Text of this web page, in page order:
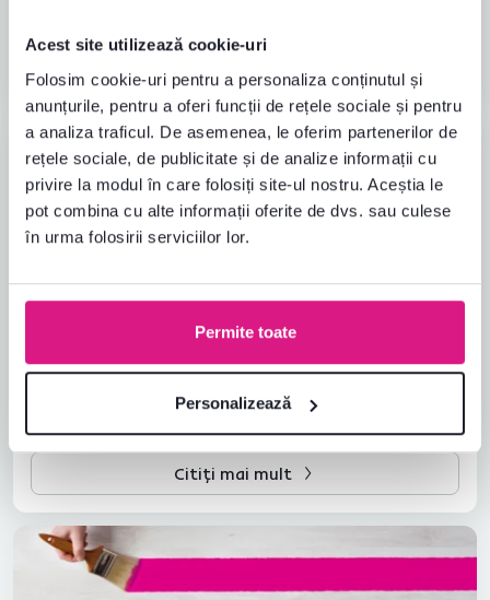
Acest site utilizează cookie-uri
Folosim cookie-uri pentru a personaliza conținutul și
anunțurile, pentru a oferi funcții de rețele sociale și pentru
a analiza traficul. De asemenea, le oferim partenerilor de
rețele sociale, de publicitate și de analize informații cu
privire la modul în care folosiți site-ul nostru. Aceștia le
pot combina cu alte informații oferite de dvs. sau culese
în urma folosirii serviciilor lor.
Permite toate
Personalizează
Citiți mai mult